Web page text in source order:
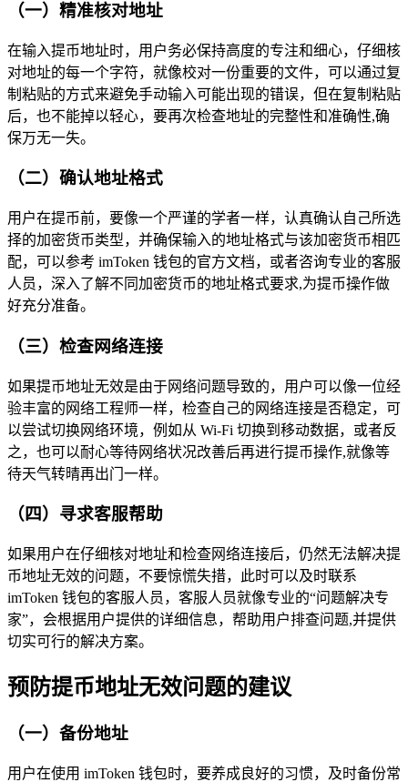
（一）精准核对地址
在输入提币地址时，用户务必保持高度的专注和细心，仔细核
对地址的每一个字符，就像校对一份重要的文件，可以通过复
制粘贴的方式来避免手动输入可能出现的错误，但在复制粘贴
后，也不能掉以轻心，要再次检查地址的完整性和准确性,确
保万无一失。
（二）确认地址格式
用户在提币前，要像一个严谨的学者一样，认真确认自己所选
择的加密货币类型，并确保输入的地址格式与该加密货币相匹
配，可以参考 imToken 钱包的官方文档，或者咨询专业的客服
人员，深入了解不同加密货币的地址格式要求,为提币操作做
好充分准备。
（三）检查网络连接
如果提币地址无效是由于网络问题导致的，用户可以像一位经
验丰富的网络工程师一样，检查自己的网络连接是否稳定，可
以尝试切换网络环境，例如从 Wi-Fi 切换到移动数据，或者反
之，也可以耐心等待网络状况改善后再进行提币操作,就像等
待天气转晴再出门一样。
（四）寻求客服帮助
如果用户在仔细核对地址和检查网络连接后，仍然无法解决提
币地址无效的问题，不要惊慌失措，此时可以及时联系
imToken 钱包的客服人员，客服人员就像专业的“问题解决专
家”，会根据用户提供的详细信息，帮助用户排查问题,并提供
切实可行的解决方案。
预防提币地址无效问题的建议
（一）备份地址
用户在使用 imToken 钱包时，要养成良好的习惯，及时备份常